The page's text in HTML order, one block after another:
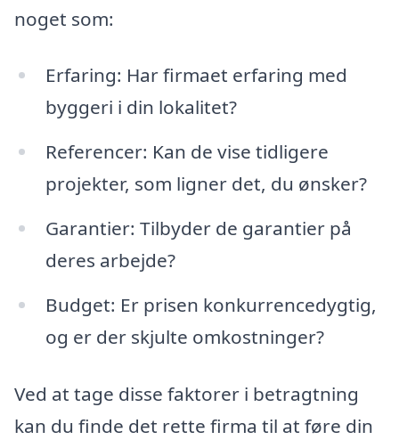
noget som:
Erfaring: Har firmaet erfaring med
byggeri i din lokalitet?
Referencer: Kan de vise tidligere
projekter, som ligner det, du ønsker?
Garantier: Tilbyder de garantier på
deres arbejde?
Budget: Er prisen konkurrencedygtig,
og er der skjulte omkostninger?
Ved at tage disse faktorer i betragtning
kan du finde det rette firma til at føre din